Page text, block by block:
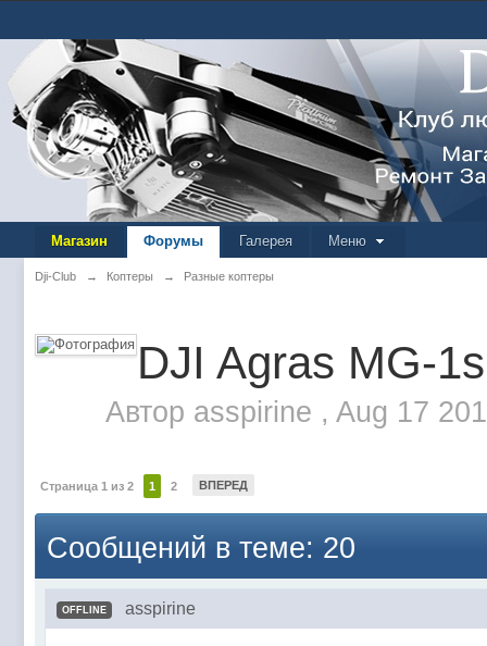
Магазин Форумы Галерея Меню
Dji-Club → Коптеры → Разные коптеры
DJI Agras MG-1s
Автор asspirine , Aug 17
Страница 1 из 2 1 2 ВПЕРЕД
Сообщений в теме: 20
OFFLINE asspirine